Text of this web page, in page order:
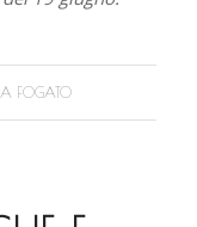
FOGATO